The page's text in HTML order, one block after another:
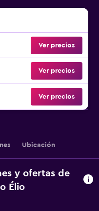
Ver precios
Ver precios
Ver precios
Ubicación
y ofertas de
Élio